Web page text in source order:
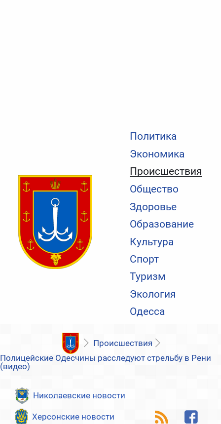
Политика
Экономика
Происшествия
Общество
Здоровье
Образование
Культура
Спорт
Туризм
Экология
Одесса
Происшествия
Полицейские Одесчины расследуют стрельбу в Рени
(видео)
Николаевские новости
Херсонские новости